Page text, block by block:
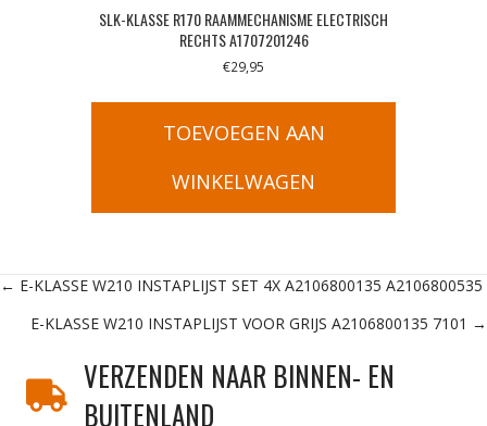
SLK-KLASSE R170 RAAMMECHANISME ELECTRISCH
RECHTS A1707201246
€29,95
TOEVOEGEN AAN
WINKELWAGEN
Posts
navigation
← E-KLASSE W210 INSTAPLIJST SET 4X A2106800135 A2106800535
E-KLASSE W210 INSTAPLIJST VOOR GRIJS A2106800135 7101 →
VERZENDEN NAAR BINNEN- EN
BUITENLAND